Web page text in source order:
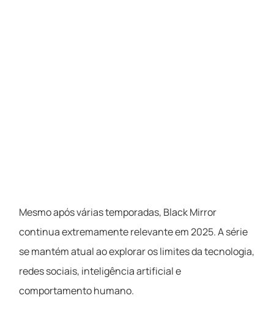
Mesmo após várias temporadas, Black Mirror
continua extremamente relevante em 2025. A série
se mantém atual ao explorar os limites da tecnologia,
redes sociais, inteligência artificial e
comportamento humano.